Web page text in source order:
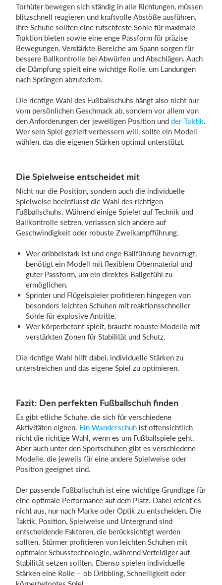
Torhüter bewegen sich ständig in alle Richtungen, müssen
blitzschnell reagieren und kraftvolle Abstöße ausführen.
Ihre Schuhe sollten eine rutschfeste Sohle für maximale
Traktion bieten sowie eine enge Passform für präzise
Bewegungen. Verstärkte Bereiche am Spann sorgen für
bessere Ballkontrolle bei Abwürfen und Abschlägen. Auch
die Dämpfung spielt eine wichtige Rolle, um Landungen
nach Sprüngen abzufedern.
Die richtige Wahl des Fußballschuhs hängt also nicht nur
vom persönlichen Geschmack ab, sondern vor allem von
den Anforderungen der jeweiligen Position und der Taktik.
Wer sein Spiel gezielt verbessern will, sollte ein Modell
wählen, das die eigenen Stärken optimal unterstützt.
Die Spielweise entscheidet mit
Nicht nur die Position, sondern auch die individuelle
Spielweise beeinflusst die Wahl des richtigen
Fußballschuhs. Während einige Spieler auf Technik und
Ballkontrolle setzen, verlassen sich andere auf
Geschwindigkeit oder robuste Zweikampfführung.
Wer dribbelstark ist und enge Ballführung bevorzugt,
benötigt ein Modell mit flexiblem Obermaterial und
guter Passform, um ein direktes Ballgefühl zu
ermöglichen.
Sprinter und Flügelspieler profitieren hingegen von
besonders leichten Schuhen mit reaktionsschneller
Sohle für explosive Antritte.
Wer körperbetont spielt, braucht robuste Modelle mit
verstärkten Zonen für Stabilität und Schutz.
Die richtige Wahl hilft dabei, individuelle Stärken zu
unterstreichen und das eigene Spiel zu optimieren.
Fazit: Den perfekten Fußballschuh finden
Es gibt etliche Schuhe, die sich für verschiedene
Aktivitäten eignen. Ein Wanderschuh ist offensichtlich
nicht die richtige Wahl, wenn es um Fußballspiele geht.
Aber auch unter den Sportschuhen gibt es verschiedene
Modelle, die jeweils für eine andere Spielweise oder
Position geeignet sind.
Der passende Fußballschuh ist eine wichtige Grundlage für
eine optimale Performance auf dem Platz. Dabei reicht es
nicht aus, nur nach Marke oder Optik zu entscheiden. Die
Taktik, Position, Spielweise und Untergrund sind
entscheidende Faktoren, die berücksichtigt werden
sollten. Stürmer profitieren von leichten Schuhen mit
optimaler Schusstechnologie, während Verteidiger auf
Stabilität setzen sollten. Ebenso spielen individuelle
Stärken eine Rolle – ob Dribbling, Schnelligkeit oder